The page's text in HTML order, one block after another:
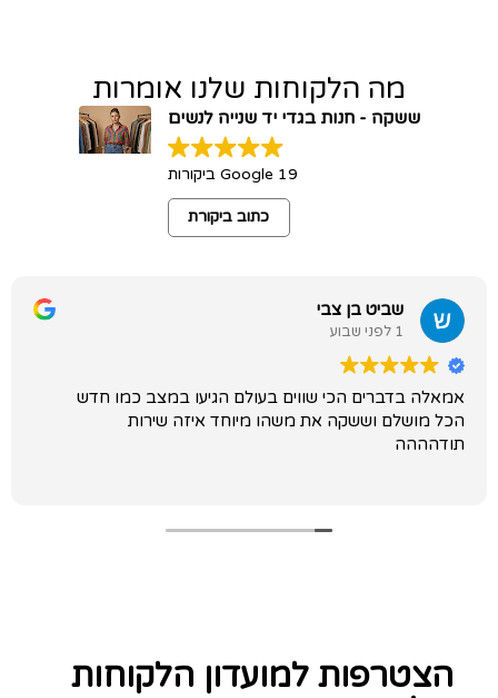
מה הלקוחות שלנו אומרות
ששקה - חנות בגדי יד שנייה לנשים
19 Google ביקורות
כתוב ביקורת
שביט בן צבי
1 לפני שבוע
אמאלה בדברים הכי שווים בעולם הגיעו במצב כמו חדש
הכל מושלם וששקה את משהו מיוחד איזה שירות
תודהההה
הצטרפות למועדון הלקוחות